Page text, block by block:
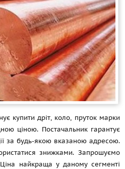
купити дріт, коло, пруток марки
ціною. Постачальник гарантує
за будь-якою вказаною адресою.
знижками. Запрошуємо
Ціна найкраща у даному сегменті